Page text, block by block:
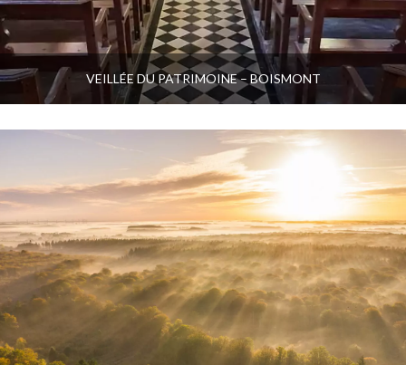
VEILLÉE DU PATRIMOINE – BOISMONT